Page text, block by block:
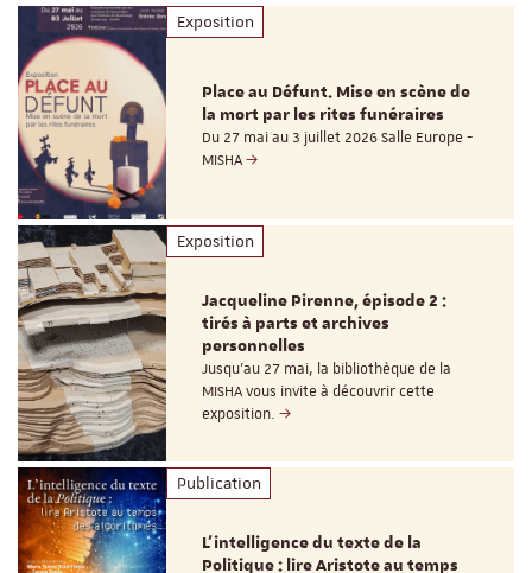
Exposition
Place au Défunt. Mise en scène de
la mort par les rites funéraires
Du 27 mai au 3 juillet 2026 Salle Europe -
MISHA
Exposition
Jacqueline Pirenne, épisode 2 :
tirés à parts et archives
personnelles
Jusqu’au 27 mai, la bibliothèque de la
MISHA vous invite à découvrir cette
exposition.
Publication
L’intelligence du texte de la
Politique : lire Aristote au temps